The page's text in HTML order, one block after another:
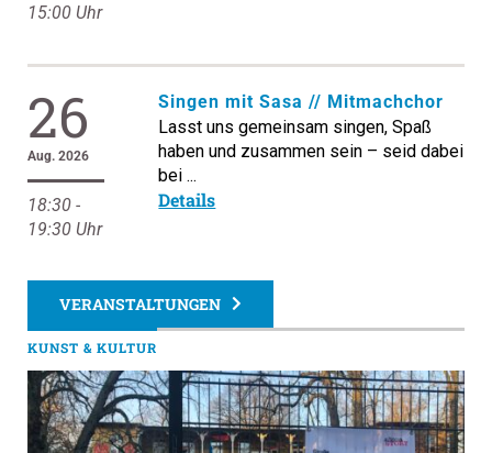
15:00 Uhr
26
Aug. 2026
18:30 -
19:30 Uhr
Singen mit Sasa // Mitmachchor
Lasst uns gemeinsam singen, Spaß
haben und zusammen sein – seid dabei
bei ...
Details
VERANSTALTUNGEN
KUNST & KULTUR